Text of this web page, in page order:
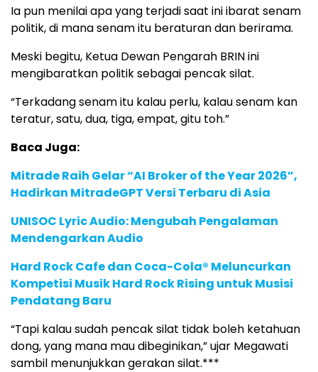
Ia pun menilai apa yang terjadi saat ini ibarat senam
politik, di mana senam itu beraturan dan berirama.
Meski begitu, Ketua Dewan Pengarah BRIN ini
mengibaratkan politik sebagai pencak silat.
“Terkadang senam itu kalau perlu, kalau senam kan
teratur, satu, dua, tiga, empat, gitu toh.”
Baca Juga:
Mitrade Raih Gelar “AI Broker of the Year 2026”,
Hadirkan MitradeGPT Versi Terbaru di Asia
UNISOC Lyric Audio: Mengubah Pengalaman
Mendengarkan Audio
Hard Rock Cafe dan Coca-Cola® Meluncurkan
Kompetisi Musik Hard Rock Rising untuk Musisi
Pendatang Baru
“Tapi kalau sudah pencak silat tidak boleh ketahuan
dong, yang mana mau dibeginikan,” ujar Megawati
sambil menunjukkan gerakan silat.***